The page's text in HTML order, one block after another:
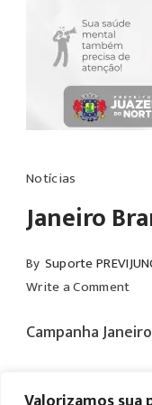
Notícias
Janeiro
By Suporte
Write a Commenton
Campanha